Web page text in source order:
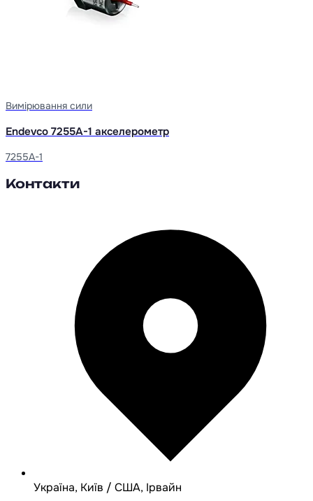
Вимірювання сили
Endevco 7255A-1 акселерометр
7255A-1
Контакти
Україна, Київ / США, Ірвайн